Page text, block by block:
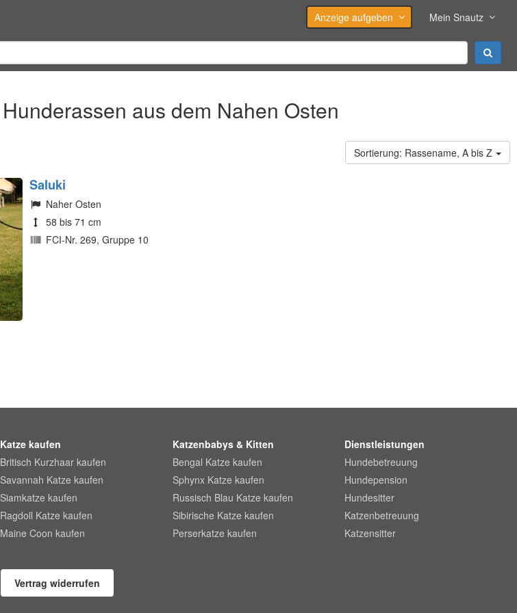
Anzeige aufgeben Mein Snautz
Hunderassen aus dem Nahen Osten
Rassename, A bis Z
Saluki
Naher Osten
58 bis 71 cm
FCI-Nr. 269, Gruppe 10
Katze kaufen
Britisch Kurzhaar kaufen
Savannah Katze kaufen
Siamkatze kaufen
Ragdoll Katze kaufen
Maine Coon kaufen
Katzenbabys & Kitten
Bengal Katze kaufen
Sphynx Katze kaufen
Russisch Blau Katze kaufen
Sibirische Katze kaufen
Perserkatze kaufen
Dienstleistungen
Hundebetreuung
Hundepension
Hundesitter
Katzenbetreuung
Katzensitter
Vertrag widerrufen